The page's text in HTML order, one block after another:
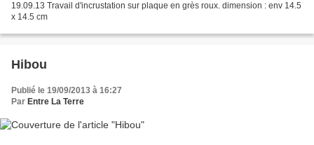
19.09.13 Travail d'incrustation sur plaque en grès roux. dimension : env 14.5
x 14.5 cm
Hibou
Publié le 19/09/2013 à 16:27
Par Entre La Terre